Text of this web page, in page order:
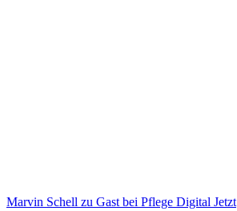
Marvin Schell zu Gast bei Pflege Digital Jetzt